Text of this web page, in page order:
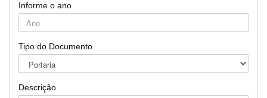
Informe o ano
Tipo do Documento
Descrição